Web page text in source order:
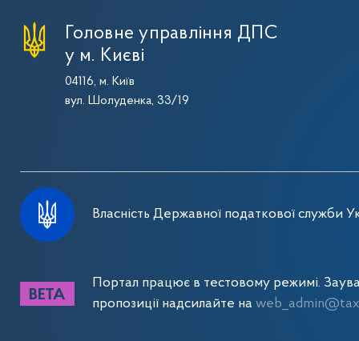
Головне управління ДПС
у м. Києві
04116, м. Київ
вул. Шолуденка, 33/19
Власність Державної податкової служби
Портал працює в тестовому режимі.
пропозиції надсилайте на